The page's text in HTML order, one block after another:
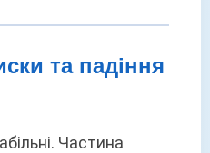
та падіння
Частина